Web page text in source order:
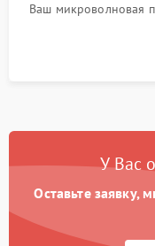
Ваш микроволновая
У Вас
Оставьте заявку,